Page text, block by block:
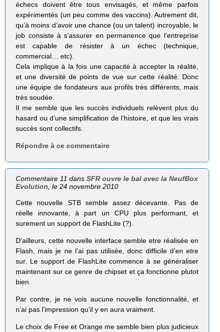
échecs doivent être tous envisagés, et même parfois
expérimentés (un peu comme des vaccins). Autrement dit,
qu’à moins d’avoir une chance (ou un talent) incroyable, le
job consiste à s’assurer en permanence que l’entreprise
est capable de résister à un échec (technique,
commercial… etc).
Cela implique à la fois une capacité à accepter la réalité,
et une diversité de points de vue sur cette réalité. Donc
une équipe de fondateurs aux profils très différents, mais
très soudée.
Il me semble que les succès individuels relèvent plus du
hasard ou d’une simplification de l’histoire, et que les vrais
succès sont collectifs.
Répondre à ce commentaire
Commentaire 11 dansSFR ouvre le bal avec la NeufBox
Evolution, le 24 novembre 2010
Cette nouvelle STB semble assez décevante. Pas de
réelle innovante, à part un CPU plus performant, et
surement un support de FlashLite (?).
D’ailleurs, cette nouvelle interface semble etre réalisée en
Flash, mais je ne l’ai pas utilisée, donc difficile d’en etre
sur. Le support de FlashLite commence à se généraliser
maintenant sur ce genre de chipset et ça fonctionne plutot
bien.
Par contre, je ne vois aucune nouvelle fonctionnalité, et
n’ai pas l’impression qu’il y en aura vraiment.
Le choix de Free et Orange me semble bien plus judicieux